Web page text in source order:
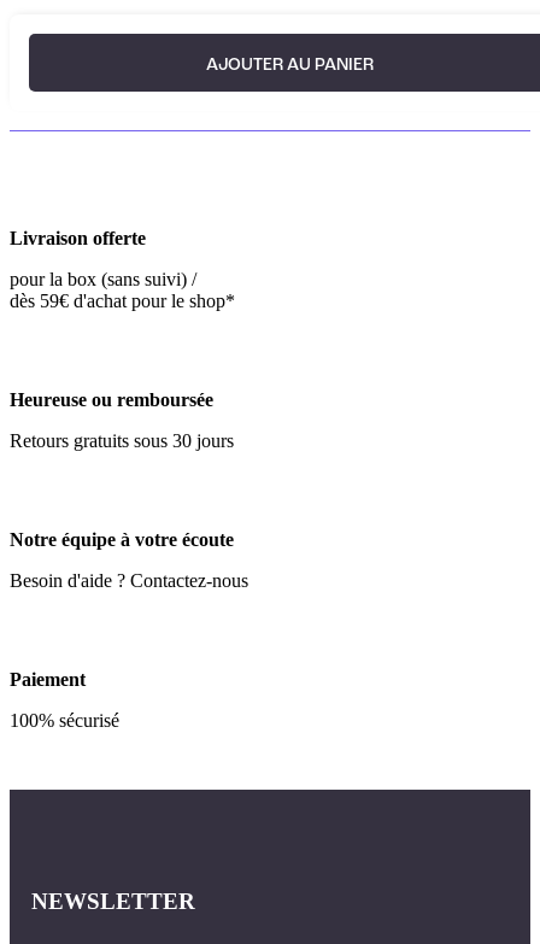
AJOUTER AU PANIER
Livraison offerte
pour la box (sans suivi) /
dès 59€ d'achat pour le shop*
Heureuse ou remboursée
Retours gratuits sous 30 jours
Notre équipe à votre écoute
Besoin d'aide ? Contactez-nous
Paiement
100% sécurisé
NEWSLETTER